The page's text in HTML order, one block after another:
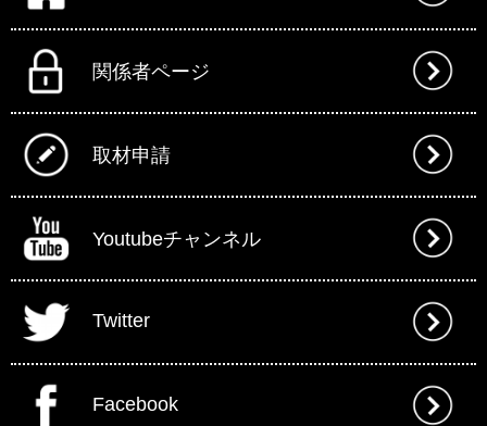
関係者ページ
取材申請
Youtubeチャンネル
Twitter
Facebook